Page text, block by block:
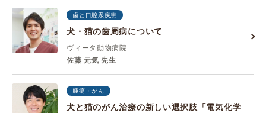
歯と口腔系疾患
犬・猫の歯周病について
ヴィータ動物病院
佐藤 元気 先生
腫瘍・がん
犬と猫のがん治療の新しい選択肢「電気化学